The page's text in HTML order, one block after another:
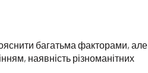
багатьма факторами, але
наявність різноманітних